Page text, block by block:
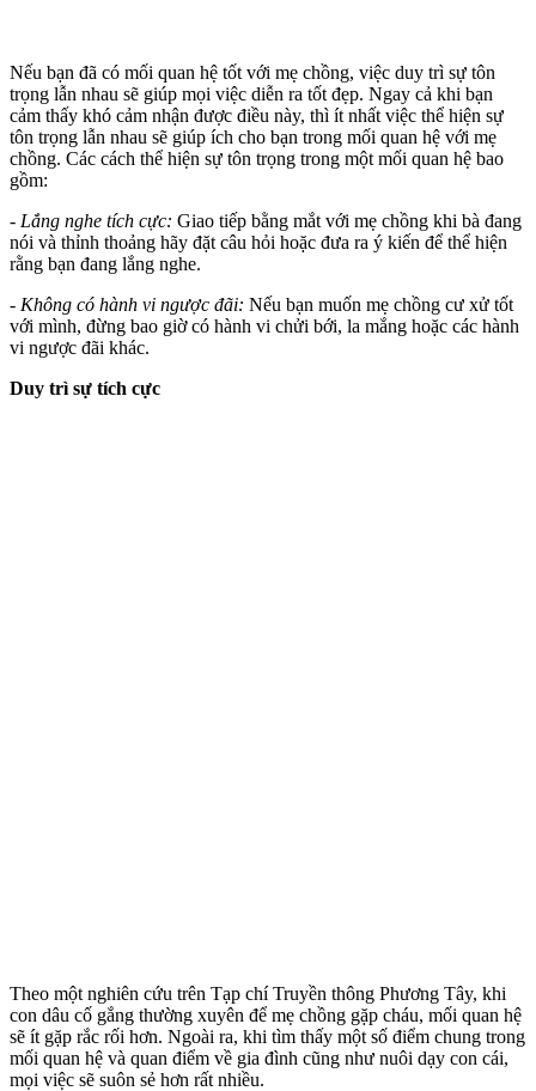
Nếu bạn đã có mối quan hệ tốt với mẹ chồng, việc duy trì sự tôn
trọng lẫn nhau sẽ giúp mọi việc diễn ra tốt đẹp. Ngay cả khi bạn
cảm thấy khó cảm nhận được điều này, thì ít nhất việc thể hiện sự
tôn trọng lẫn nhau sẽ giúp ích cho bạn trong mối quan hệ với mẹ
chồng. Các cách thể hiện sự tôn trọng trong một mối quan hệ bao
gồm:
- Lắng nghe tích cực: Giao tiếp bằng mắt với mẹ chồng khi bà đang
nói và thỉnh thoảng hãy đặt câu hỏi hoặc đưa ra ý kiến để thể hiện
rằng bạn đang lắng nghe.
- Không có hành vi ngược đãi: Nếu bạn muốn mẹ chồng cư xử tốt
với mình, đừng bao giờ có hành vi chửi bới, la mắng hoặc các hành
vi ngược đãi khác.
Duy trì sự tích cực
Theo một nghiên cứu trên Tạp chí Truyền thông Phương Tây, khi
con dâu cố gắng thường xuyên để mẹ chồng gặp cháu, mối quan hệ
sẽ ít gặp rắc rối hơn. Ngoài ra, khi tìm thấy một số điểm chung trong
mối quan hệ và quan điểm về gia đình cũng như nuôi dạy con cái,
mọi việc sẽ suôn sẻ hơn rất nhiều.